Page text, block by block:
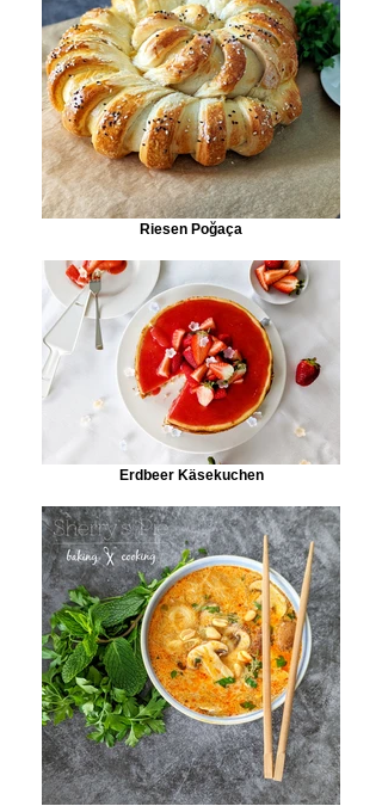
Riesen Poğaça
Erdbeer Käsekuchen